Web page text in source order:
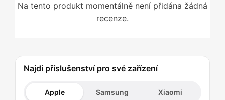
Na tento produkt momentálně není přidána žádná
recenze.
Najdi příslušenství pro své zařízení
Apple Samsung Xiaomi